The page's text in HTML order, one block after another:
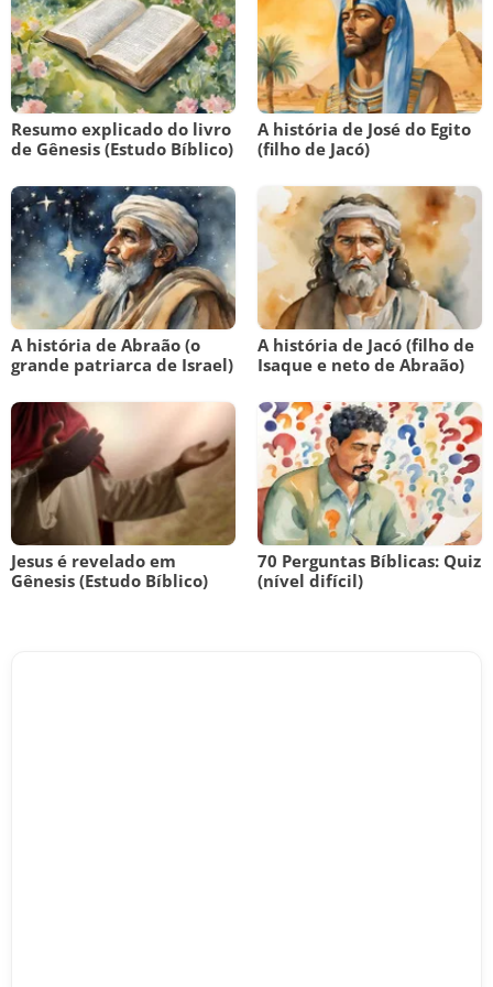
Resumo explicado do livro
de Gênesis (Estudo Bíblico)
A história de José do Egito
(filho de Jacó)
A história de Abraão (o
grande patriarca de Israel)
A história de Jacó (filho de
Isaque e neto de Abraão)
Jesus é revelado em
Gênesis (Estudo Bíblico)
70 Perguntas Bíblicas: Quiz
(nível difícil)